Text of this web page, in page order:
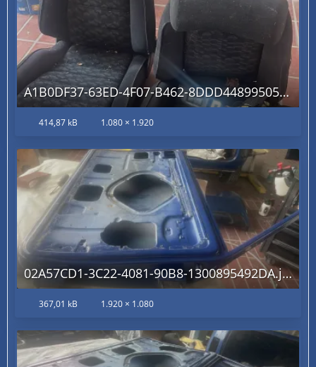
A1B0DF37-63ED-4F07-B462-8DDD44899505.jpg
414,87 kB 1.080 × 1.920
02A57CD1-3C22-4081-90B8-1300895492DA.jpg
367,01 kB 1.920 × 1.080